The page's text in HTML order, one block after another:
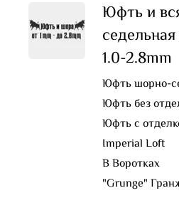
Юфть и
1.0-2.8mm
Юфть шорно-
Юфть без
Юфть с
Imperial Loft
В Воротках
"Grunge"